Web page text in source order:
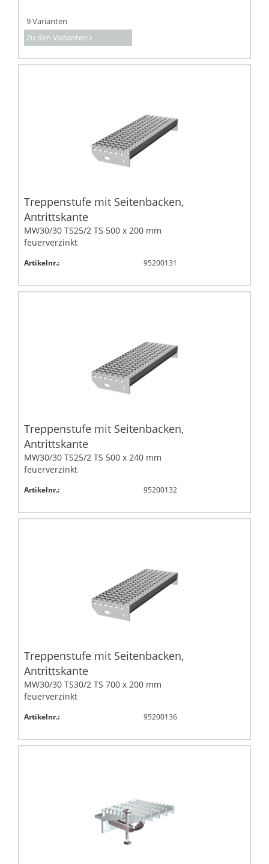
9 Varianten
Zu den Varianten
Treppenstufe mit Seitenbacken,
Antrittskante
MW30/30 TS25/2 TS 500 x 200 mm
feuerverzinkt
Artikelnr.: 95200131
Treppenstufe mit Seitenbacken,
Antrittskante
MW30/30 TS25/2 TS 500 x 240 mm
feuerverzinkt
Artikelnr.: 95200132
Treppenstufe mit Seitenbacken,
Antrittskante
MW30/30 TS30/2 TS 700 x 200 mm
feuerverzinkt
Artikelnr.: 95200136